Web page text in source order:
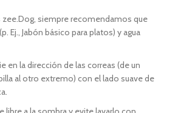
zee.Dog, siempre recomendamos que
Ej., Jabón básico para platos) y agua
en la dirección de las correas (de un
al otro extremo) con el lado suave de